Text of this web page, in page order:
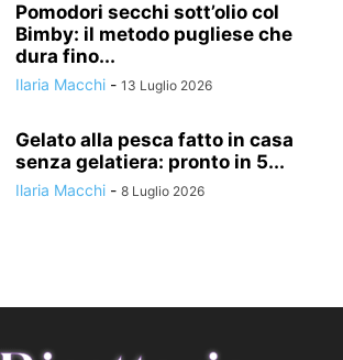
Pomodori secchi sott’olio col
Bimby: il metodo pugliese che
dura fino...
Ilaria Macchi - 13 Luglio 2026
Gelato alla pesca fatto in casa
senza gelatiera: pronto in 5...
Ilaria Macchi - 8 Luglio 2026